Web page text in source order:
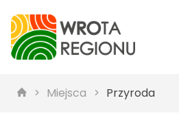
Miejsca Przyroda